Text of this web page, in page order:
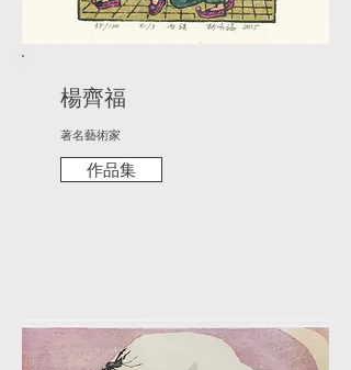
楊齊福
著名藝術家
作品集